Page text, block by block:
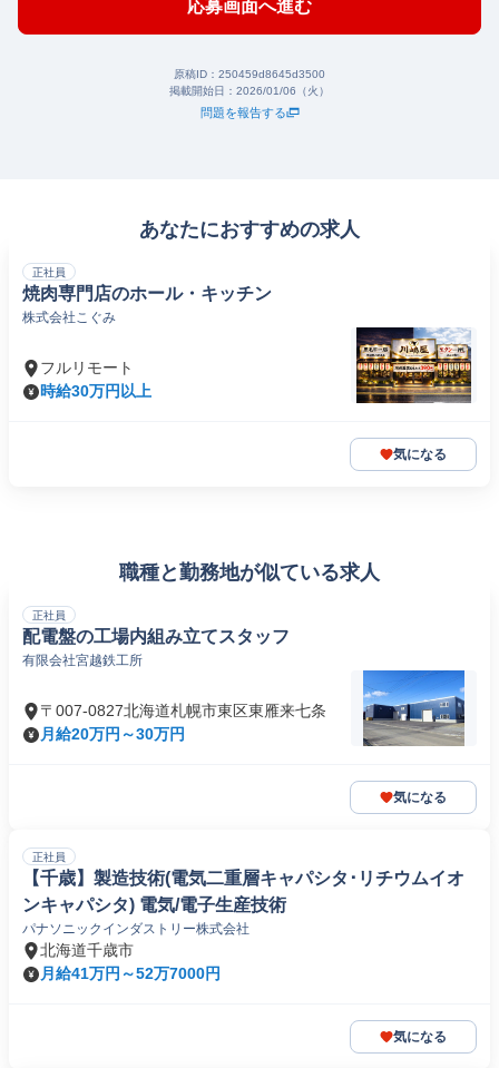
応募画面へ進む
原稿ID： 250459d8645d3500
掲載開始日： 2026/01/06（火）
問題を報告する
あなたにおすすめの求人
正社員
焼肉専門店のホール・キッチン
株式会社こぐみ
フルリモート
時給30万円以上
気になる
職種と勤務地が似ている求人
正社員
配電盤の工場内組み立てスタッフ
有限会社宮越鉄工所
〒007-0827北海道札幌市東区東雁来七条
月給20万円～30万円
気になる
正社員
【千歳】製造技術(電気二重層キャパシタ･リチウムイオ
ンキャパシタ) 電気/電子生産技術
パナソニックインダストリー株式会社
北海道千歳市
月給41万円～52万7000円
気になる